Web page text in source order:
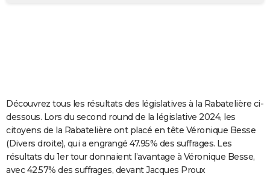
Carte de Noël
Carte Bonne année
Carte Saint-Valentin
Carte Pâques
Carte d'anniversaire
DICTIONNAIRE
Dictionnaire
Biographies
Citations
Expressions
Proverbes
PROGRAMME TV
COPAINS D'AVANT
Découvrez tous les résultats des législatives à la Rabatelière ci-
dessous. Lors du second round de la législative 2024, les
citoyens de la Rabatelière ont placé en tête Véronique Besse
(Divers droite), qui a engrangé 47.95% des suffrages. Les
résultats du 1er tour donnaient l’avantage à Véronique Besse,
avec 42.57% des suffrages, devant Jacques Proux